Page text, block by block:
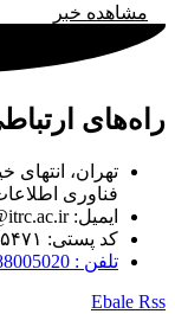
مشاهده خبر
راه‌های
تهران، انتهای
فناوری
ایمیل: ai-center@itrc.ac.ir
کد پستی: ۱۴۳۹۹۵۵۴۷۱
تلفن : 88005020
Ebale Rss